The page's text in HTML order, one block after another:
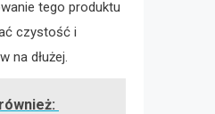
tego produktu
czystość i
na dłużej.